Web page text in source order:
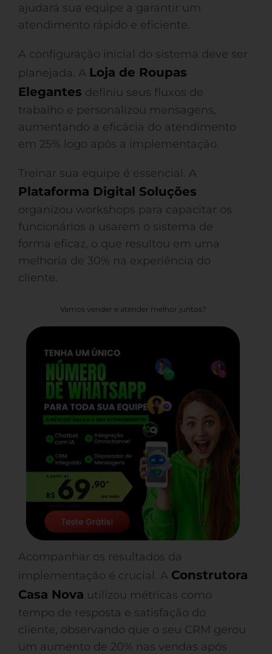
ajudará sua equipe a garantir um
atendimento rápido e eficiente.
A configuração inicial do sistema deve ser
planejada. A Loja de Roupas
Elegantes definiu seus fluxos de
trabalho e personalizou mensagens,
aumentando a eficácia do atendimento
em 25% logo após a implementação.
Treinar sua equipe é essencial. A
Plataforma Digital Soluções
organizou workshops para capacitar os
funcionários a usarem o sistema de
forma eficaz, o que resultou em uma
melhoria de 30% na experiência do
cliente.
Vamos vender e atender melhor juntos?
Acompanhar os resultados da
implementação é crucial. A Construtora
Casa Nova utilizou métricas como
tempo de resposta e satisfação do
cliente, observando que o seu CRM gerou
um aumento de 20% nas vendas após